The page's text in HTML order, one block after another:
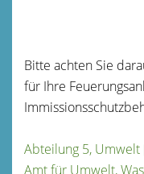
Bitte achten Sie
für Ihre
Abteilung 5,
Amt für Umwelt,